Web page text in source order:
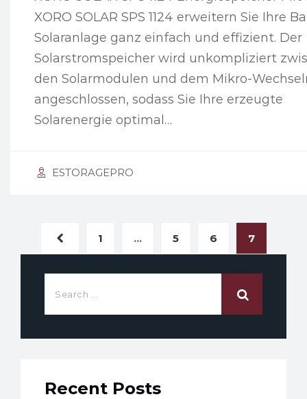
XORO SOLAR SPS 1124 erweitern Sie Ihre
Solaranlage ganz einfach und effizient. Der
Solarstromspeicher wird unkompliziert
den Solarmodulen und dem Mikro-
angeschlossen, sodass Sie Ihre erzeugte
Solarenergie optimal…
ESTORAGEPRO
1 … 5 6 7
Recent Posts